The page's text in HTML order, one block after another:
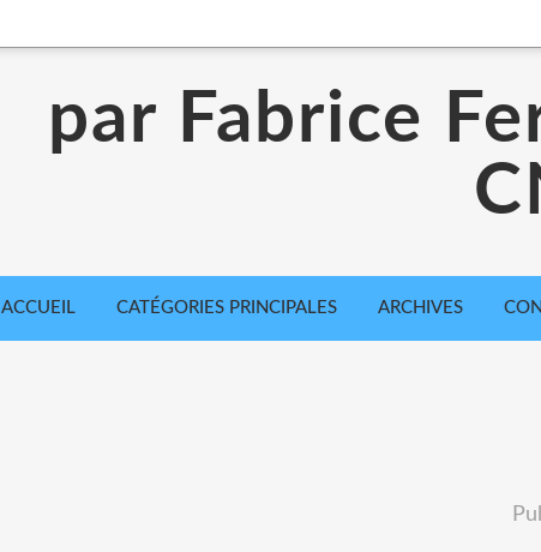
par Fabrice
ACCUEIL CATÉGORIES PRINCIPALES ARCHIVES